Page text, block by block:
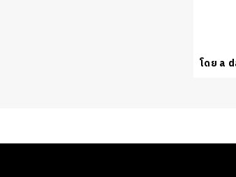
โดย a